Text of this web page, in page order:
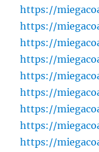
https://
https://
https://
https://
https://
https://
https://
https://
https://